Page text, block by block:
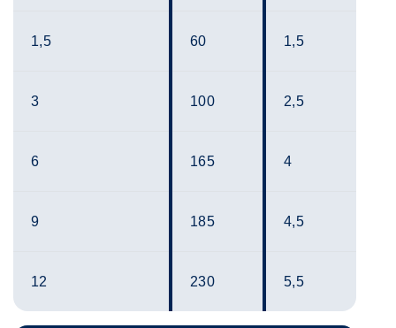
1,5 60 1,5
3 100 2,5
6 165 4
9 185 4,5
12 230 5,5